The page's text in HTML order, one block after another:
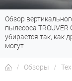
Топ-8 недорогих
Fi 7: все «плюшки»
стандарта
Обзоры